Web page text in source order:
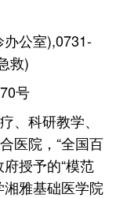
公室),0731-
救)
号
、科研教学、
医院，“全国百
授予的“模范
雅基础医学院